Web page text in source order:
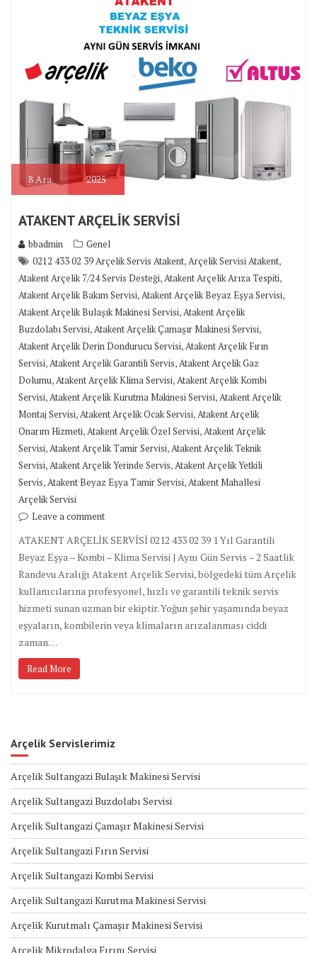
8Ara 2025
ATAKENT ARÇELİK SERVİSİ
bbadmin
Genel
0212 433 02 39 Arçelik Servis Atakent,Arçelik Servisi Atakent,
Atakent Arçelik 7/24 Servis Desteği,Atakent Arçelik Arıza Tespiti,
Atakent Arçelik Bakım Servisi,Atakent Arçelik Beyaz Eşya Servisi,
Atakent Arçelik Bulaşık Makinesi Servisi,Atakent Arçelik
Buzdolabı Servisi,Atakent Arçelik Çamaşır Makinesi Servisi,
Atakent Arçelik Derin Dondurucu Servisi,Atakent Arçelik Fırın
Servisi,Atakent Arçelik Garantili Servis,Atakent Arçelik Gaz
Dolumu,Atakent Arçelik Klima Servisi,Atakent Arçelik Kombi
Servisi,Atakent Arçelik Kurutma Makinesi Servisi,Atakent Arçelik
Montaj Servisi,Atakent Arçelik Ocak Servisi,Atakent Arçelik
Onarım Hizmeti,Atakent Arçelik Özel Servisi,Atakent Arçelik
Servisi,Atakent Arçelik Tamir Servisi,Atakent Arçelik Teknik
Servisi,Atakent Arçelik Yerinde Servis,Atakent Arçelik Yetkili
Servis,Atakent Beyaz Eşya Tamir Servisi,Atakent Mahallesi
Arçelik Servisi
Leave a comment
ATAKENT ARÇELİK SERVİSİ 0212 433 02 39 1 Yıl Garantili
Beyaz Eşya – Kombi – Klima Servisi | Aynı Gün Servis – 2 Saatlik
Randevu Aralığı Atakent Arçelik Servisi, bölgedeki tüm Arçelik
kullanıcılarına profesyonel, hızlı ve garantili teknik servis
hizmeti sunan uzman bir ekiptir. Yoğun şehir yaşamında beyaz
eşyaların, kombilerin veya klimaların arızalanması ciddi
zaman…
Read More
Arçelik Servislerimiz
Arçelik Sultangazi Bulaşık Makinesi Servisi
Arçelik Sultangazi Buzdolabı Servisi
Arçelik Sultangazi Çamaşır Makinesi Servisi
Arçelik Sultangazi Fırın Servisi
Arçelik Sultangazi Kombi Servisi
Arçelik Sultangazi Kurutma Makinesi Servisi
Arçelik Kurutmalı Çamaşır Makinesi Servisi
Arçelik Mikrodalga Fırını Servisi